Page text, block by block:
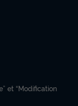
et “Modification